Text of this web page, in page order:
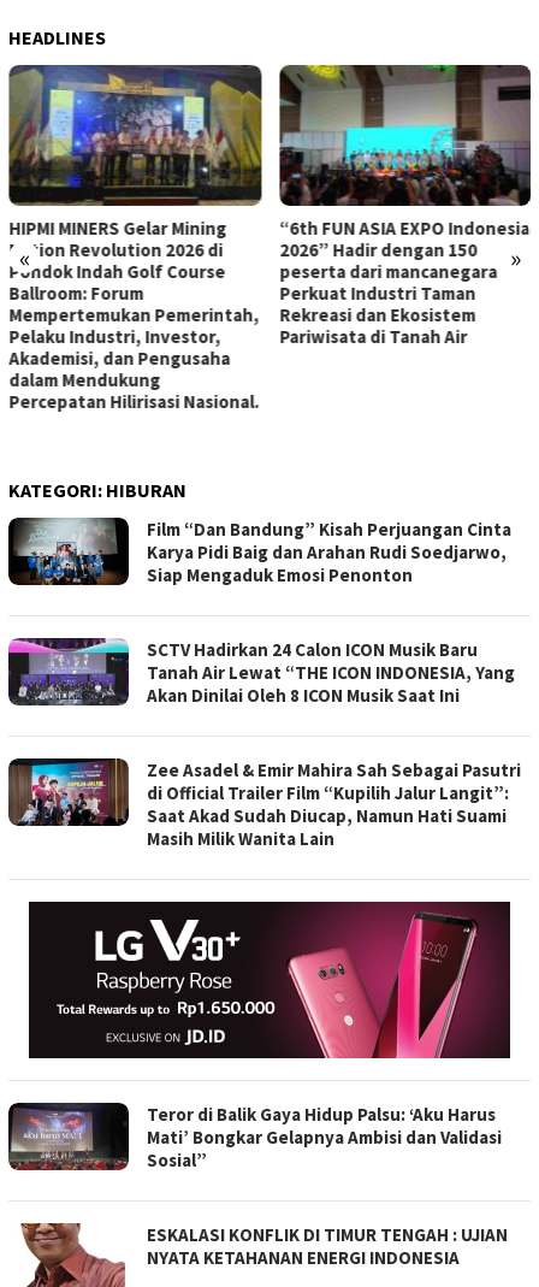
HEADLINES
« »
HIPMI MINERS Gelar Mining
Nation Revolution 2026 di
Pondok Indah Golf Course
Ballroom: Forum
Mempertemukan Pemerintah,
Pelaku Industri, Investor,
Akademisi, dan Pengusaha
dalam Mendukung
Percepatan Hilirisasi Nasional.
“6th FUN ASIA EXPO Indonesia
2026” Hadir dengan 150
peserta dari mancanegara
Perkuat Industri Taman
Rekreasi dan Ekosistem
Pariwisata di Tanah Air
KATEGORI: HIBURAN
Film “Dan Bandung” Kisah Perjuangan Cinta
Karya Pidi Baig dan Arahan Rudi Soedjarwo,
Siap Mengaduk Emosi Penonton
SCTV Hadirkan 24 Calon ICON Musik Baru
Tanah Air Lewat “THE ICON INDONESIA, Yang
Akan Dinilai Oleh 8 ICON Musik Saat Ini
Zee Asadel & Emir Mahira Sah Sebagai Pasutri
di Official Trailer Film “Kupilih Jalur Langit”:
Saat Akad Sudah Diucap, Namun Hati Suami
Masih Milik Wanita Lain
Teror di Balik Gaya Hidup Palsu: ‘Aku Harus
Mati’ Bongkar Gelapnya Ambisi dan Validasi
Sosial”
ESKALASI KONFLIK DI TIMUR TENGAH : UJIAN
NYATA KETAHANAN ENERGI INDONESIA